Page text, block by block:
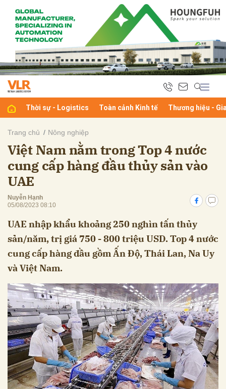
Thời sự - Logistics Toàn cảnh Kinh tế Thương hiệu -
Trang chủ Nông nghiệp
Việt Nam nằm trong Top 4 nước
cung cấp hàng đầu thủy sản vào
UAE
Nuyễn Hạnh
05/08/2023 08:10
UAE nhập khẩu khoảng 250 nghìn tấn thủy
sản/năm, trị giá 750 - 800 triệu USD. Top 4 nước
cung cấp hàng đầu gồm Ấn Độ, Thái Lan, Na Uy
và Việt Nam.
luận
Hủy